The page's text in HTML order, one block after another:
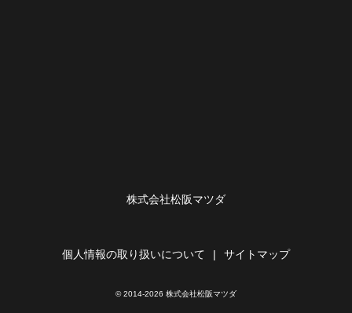
株式会社松阪マツダ
個人情報の取り扱いについて サイトマップ
© 2014-2026 株式会社松阪マツダ